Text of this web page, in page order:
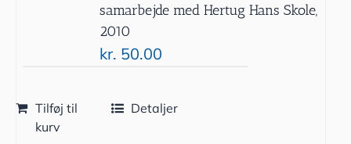
samarbejde med Hertug Hans Skole,
2010
kr. 50.00
Tilføj til
kurv
Detaljer